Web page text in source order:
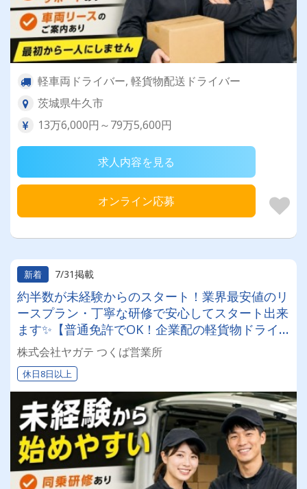
軽車両ドライバー, 軽貨物配送ドライバー
茨城県牛久市
13万6,000円～79万5,600円
求人内容を見る
オンライン応募
新着 7/31掲載
約半数が未経験からのスタート！業界最安値のリ
ースプラン・丁寧な研修で安心してスタート出来
ます✨【普通免許でOK！企業配の軽貨物ドライ
バー！！】日払い・週払いOK♪しっかり稼いで生
活安定♪＼社員登用実績あり◎キャリアアップも
狙えます！／
株式会社ヤガテ つくば営業所
休日8日以上